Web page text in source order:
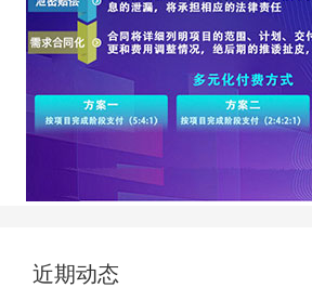
近期动态